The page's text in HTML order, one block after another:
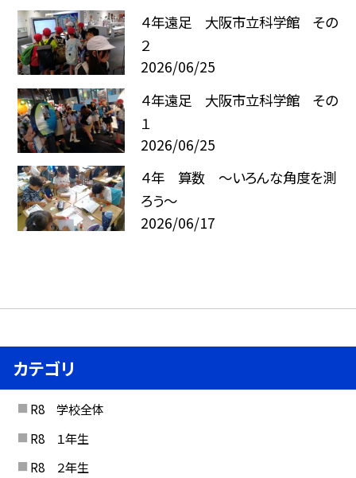
４年遠足 大阪市立科学館 その
２
2026/06/25
４年遠足 大阪市立科学館 その
１
2026/06/25
４年 算数 ～いろんな角度を測
ろう～
2026/06/17
カテゴリ
R8 学校全体
R8 １年生
R8 ２年生